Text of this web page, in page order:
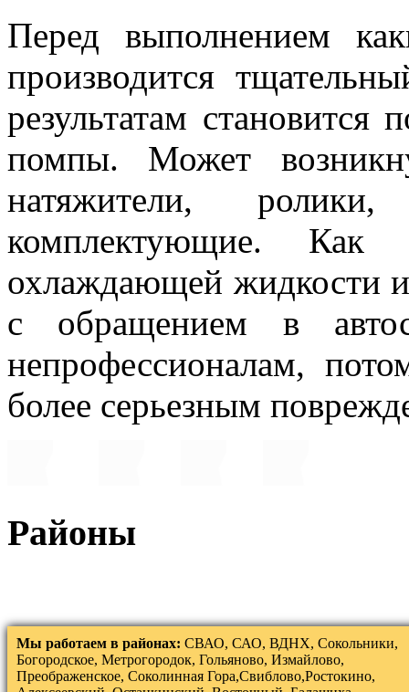
Перед выполнением
производится
результатам становится
помпы. Может
натяжители,
комплектующие. Как
охлаждающей жидкости и
с обращением в
непрофессионалам,
более серьезным
Районы
Мы работаем в районах: СВАО, САО, ВДНХ, Сокольники,
Богородское, Метрогородок, Гольяново, Измайлово,
Преображенское, Соколинная Гора,Свиблово,Ростокино,